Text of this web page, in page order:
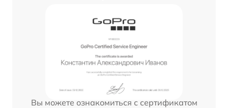
Вы можете ознакомиться с сертификатом